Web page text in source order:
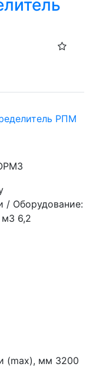
РПМ
/ Оборудование:
6,2
(max), мм 3200